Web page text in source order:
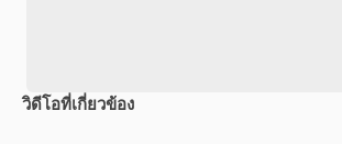
วิดีโอที่เกี่ยวข้อง